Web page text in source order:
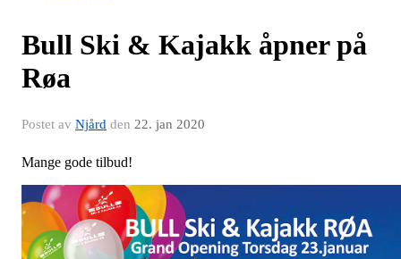
Bull Ski & Kajakk åpner på
Røa
Postet av Njård den 22. jan 2020
Mange gode tilbud!